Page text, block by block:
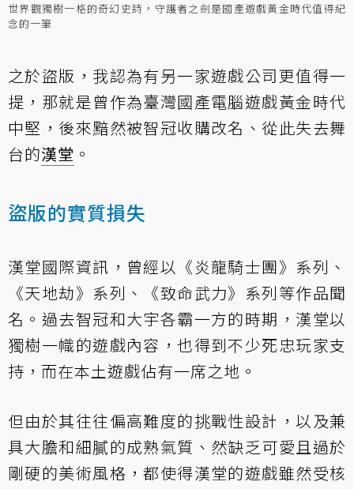
世界觀獨樹一格的奇幻史詩，守護者之劍是國產遊戲黃金時代值得紀
念的一筆
之於盜版，我認為有另一家遊戲公司更值得一
提，那就是曾作為臺灣國產電腦遊戲黃金時代
中堅，後來黯然被智冠收購改名、從此失去舞
台的漢堂 。
盜版的實質損失
漢堂國際資訊，曾經以《炎龍騎士團》系列、
《天地劫》系列、《致命武力》系列等作品聞
名。過去智冠和大宇各霸一方的時期，漢堂以
獨樹一幟的遊戲內容，也得到不少死忠玩家支
持，而在本土遊戲佔有一席之地。
但由於其往往偏高難度的挑戰性設計，以及兼
具大膽和細膩的成熟氣質、然缺乏可愛且過於
剛硬的美術風格，都使得漢堂的遊戲雖然受核